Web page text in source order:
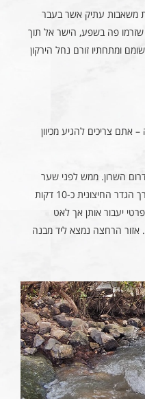
משאבות עתיק אשר בעבר
שזרמו פה בשפע, הישר אל תוך
ומתחתיו זורם נחל הירקון
אתם צריכים להגיע מכיוון
דרום השרון. ממש לפני שער
הכניסה פנו ימינה לדרך עפר וסעו לאורך הגדר החיצונית כ-10 דקות
יעבור אותן אך לאט
אזור הרחצה נמצא ליד מבנה